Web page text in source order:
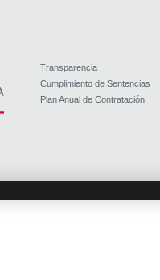
Transparencia
Cumplimiento de Sentencias
Plan Anual de Contratación